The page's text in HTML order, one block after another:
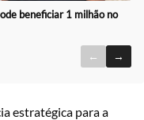
beneficiar 1 milhão no
← →
estratégica para a